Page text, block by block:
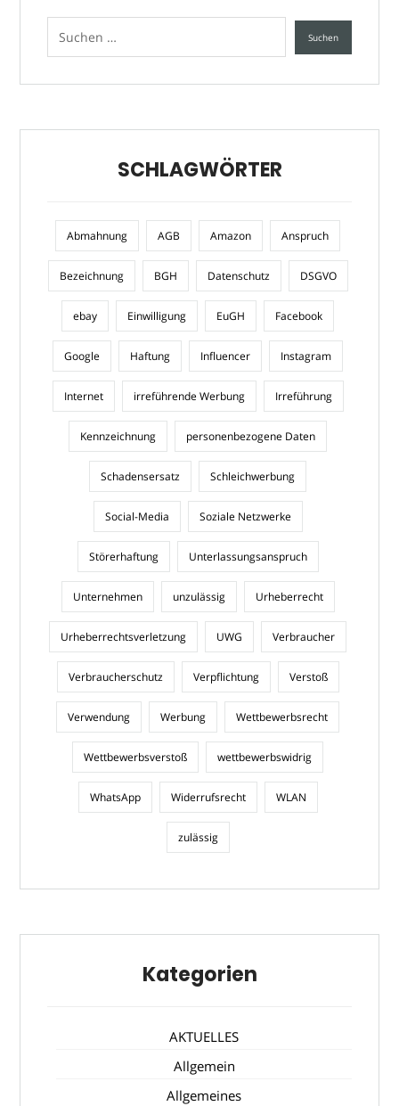
SCHLAGWÖRTER
Abmahnung AGB Amazon Anspruch
Bezeichnung BGH Datenschutz DSGVO
ebay Einwilligung EuGH Facebook
Google Haftung Influencer Instagram
Internet irreführende Werbung Irreführung
Kennzeichnung personenbezogene Daten
Schadensersatz Schleichwerbung
Social-Media Soziale Netzwerke
Störerhaftung Unterlassungsanspruch
Unternehmen unzulässig Urheberrecht
Urheberrechtsverletzung UWG Verbraucher
Verbraucherschutz Verpflichtung Verstoß
Verwendung Werbung Wettbewerbsrecht
Wettbewerbsverstoß wettbewerbswidrig
WhatsApp Widerrufsrecht WLAN
zulässig
Kategorien
AKTUELLES
Allgemein
Allgemeines